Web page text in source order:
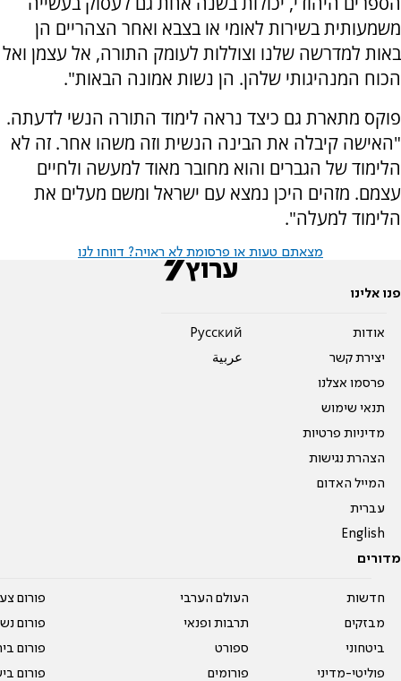
משמעותית בשירות לאומי או בצבא ואחר הצהריים הן
באות למדרשה שלנו וצוללות לעומק התורה, אל עצמן ואל
הכוח המנהיגותי שלהן. הן נשות אמונה הבאות".
פוקס מתארת גם כיצד נראה לימוד התורה הנשי לדעתה.
"האישה קיבלה את הבינה הנשית וזה משהו אחר. זה לא
הלימוד של הגברים והוא מחובר מאוד למעשה ולחיים
עצמם. מזהים היכן נמצא עם ישראל ומשם מעלים את
הלימוד למעלה".
מצאתם טעות או פרסומת לא ראויה? דווחו לנו
פנו אלינו
אודות
יצירת קשר
פרסמו אצלנו
תנאי שימוש
מדיניות פרטיות
הצהרת נגישות
המייל האדום
עברית
English
Pусский
عربية
מדורים
חדשות
מבזקים
ביטחוני
פוליטי-מדיני
העולם הערבי
תרבות ופנאי
ספורט
פורומים
פורום
פורום
פורום
פורום